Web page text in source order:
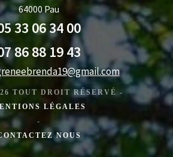
64000 Pau
33 06 34 00
86 88 19 43
TOUT DROIT RÉSERVÉ -
LÉGALES
-
NOUS